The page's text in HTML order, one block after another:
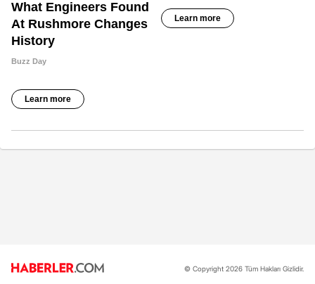
© Copyright 2026 Tüm Hakları Gizlidir.